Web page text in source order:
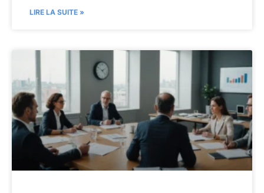
LIRE LA SUITE »